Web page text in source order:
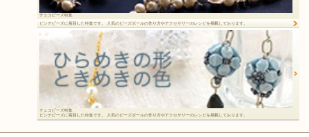
チェコビーズ特集
ピンチビーズに着目した特集です。 人気のビーズボールの作り方やアクセサリーのレシピを掲載しております。
チェコビーズ特集
ピンチビーズに着目した特集です。 人気のビーズボールの作り方やアクセサリーのレシピを掲載しております。